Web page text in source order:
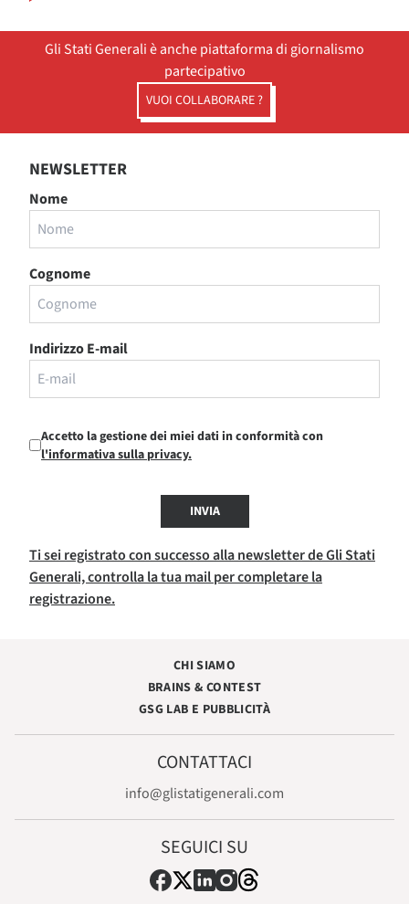
Gli Stati Generali è anche piattaforma di giornalismo
partecipativo
VUOI COLLABORARE ?
NEWSLETTER
Nome
Cognome
Indirizzo E-mail
Accetto la gestione dei miei dati in conformità con
l'informativa sulla privacy.
INVIA
Ti sei registrato con successo alla newsletter de Gli Stati
Generali, controlla la tua mail per completare la
registrazione.
CHI SIAMO
BRAINS & CONTEST
GSG LAB E PUBBLICITÀ
CONTATTACI
info@glistatigenerali.com
SEGUICI SU